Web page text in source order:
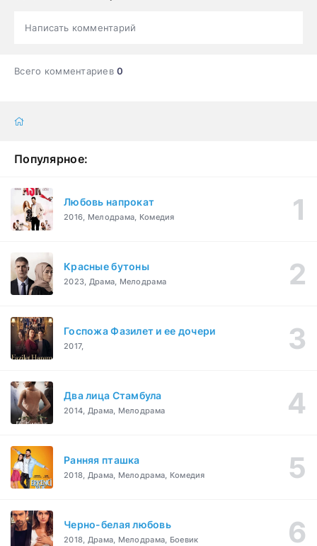
Написать комментарий
Всего комментариев0
Популярное:
Любовь напрокат
2016, Мелодрама, Комедия
Красные бутоны
2023, Драма, Мелодрама
Госпожа Фазилет и ее дочери
2017,
Два лица Стамбула
2014, Драма, Мелодрама
Ранняя пташка
2018, Драма, Мелодрама, Комедия
Черно-белая любовь
2018, Драма, Мелодрама, Боевик